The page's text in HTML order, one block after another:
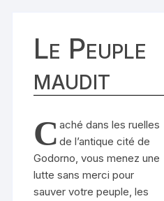
Le Peuple
maudit
C aché dans les ruelles
de l’antique cité de
Godorno, vous menez une
lutte sans merci pour
sauver votre peuple, les